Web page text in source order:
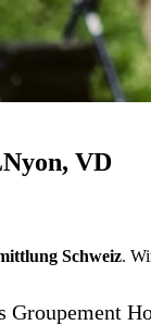
Nyon, VD
Schweiz.
Groupement